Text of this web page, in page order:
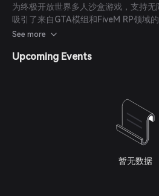
为终极开放世界多人沙盒游戏，支持
吸引了来自GTA模组和FiveM RP领域
City Preservation Project的团队负责
See more
Upcoming Events
暂无数据